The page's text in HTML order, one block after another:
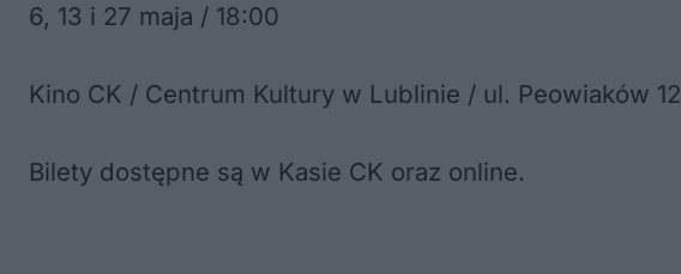
6, 13 i 27 maja / 18:00
Kino CK / Centrum Kultury w Lublinie / ul. Peowiaków 12
Bilety dostępne są w Kasie CK oraz online.